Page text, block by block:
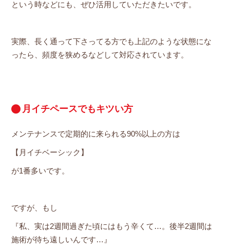
という時などにも、ぜひ活用していただきたいです。
実際、長く通って下さってる方でも上記のような状態にな
ったら、頻度を狭めるなどして対応されています。
月イチペースでもキツい方
メンテナンスで定期的に来られる90%以上の方は
【月イチベーシック】
が1番多いです。
ですが、もし
『私、実は2週間過ぎた頃にはもう辛くて…。後半2週間は
施術が待ち遠しいんです…』